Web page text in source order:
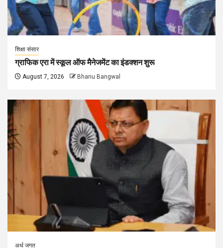
शिक्षा संसार
ग्राफिक एरा में स्कूल ऑफ मैनेजमेंट का इंडक्शन शुरू
August 7, 2026 Bhanu Bangwal
अर्थ जगत